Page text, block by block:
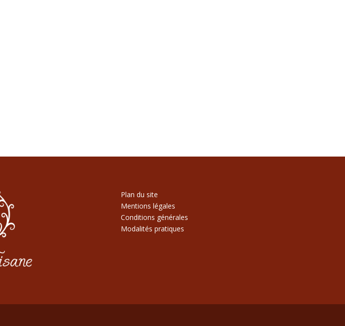
Plan du site
Mentions légales
Conditions générales
Modalités pratiques